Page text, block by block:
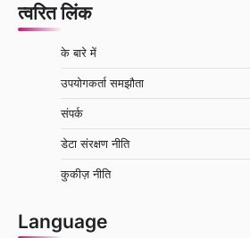
त्वरित लिंक
के बारे में
उपयोगकर्ता समझौता
संपर्क
डेटा संरक्षण नीति
कुकीज़ नीति
Language